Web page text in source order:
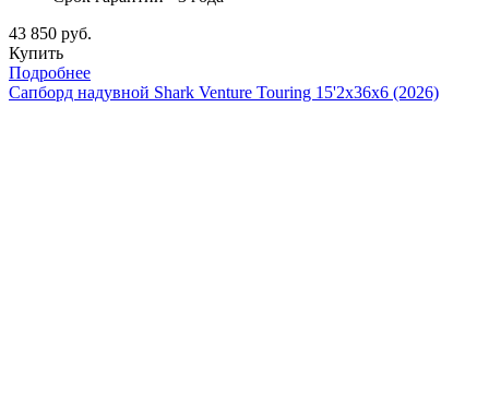
43 850 руб.
Купить
Подробнее
Сапборд надувной Shark Venture Touring 15'2x36x6 (2026)